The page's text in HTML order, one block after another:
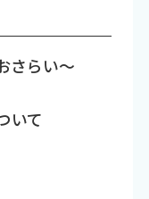
さらい～
いて